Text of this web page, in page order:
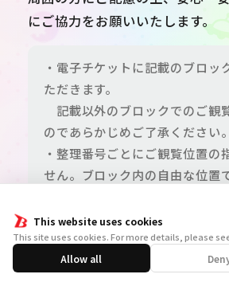
This website uses cookies
This site uses cookies. For more details, please
Allow all
にご協力をお願いいたします。
・電子チケットに記載のブロッ
ただきます。
記載以外のブロックでのご観
のであらかじめご了承ください。
・整理番号ごとにご観覧位置の
せん。ブロック内の自由な位置
・ご入場にあたっては、開場時
ら前方ブロックより順に、電子
の整理番号順にお呼び出しをさ